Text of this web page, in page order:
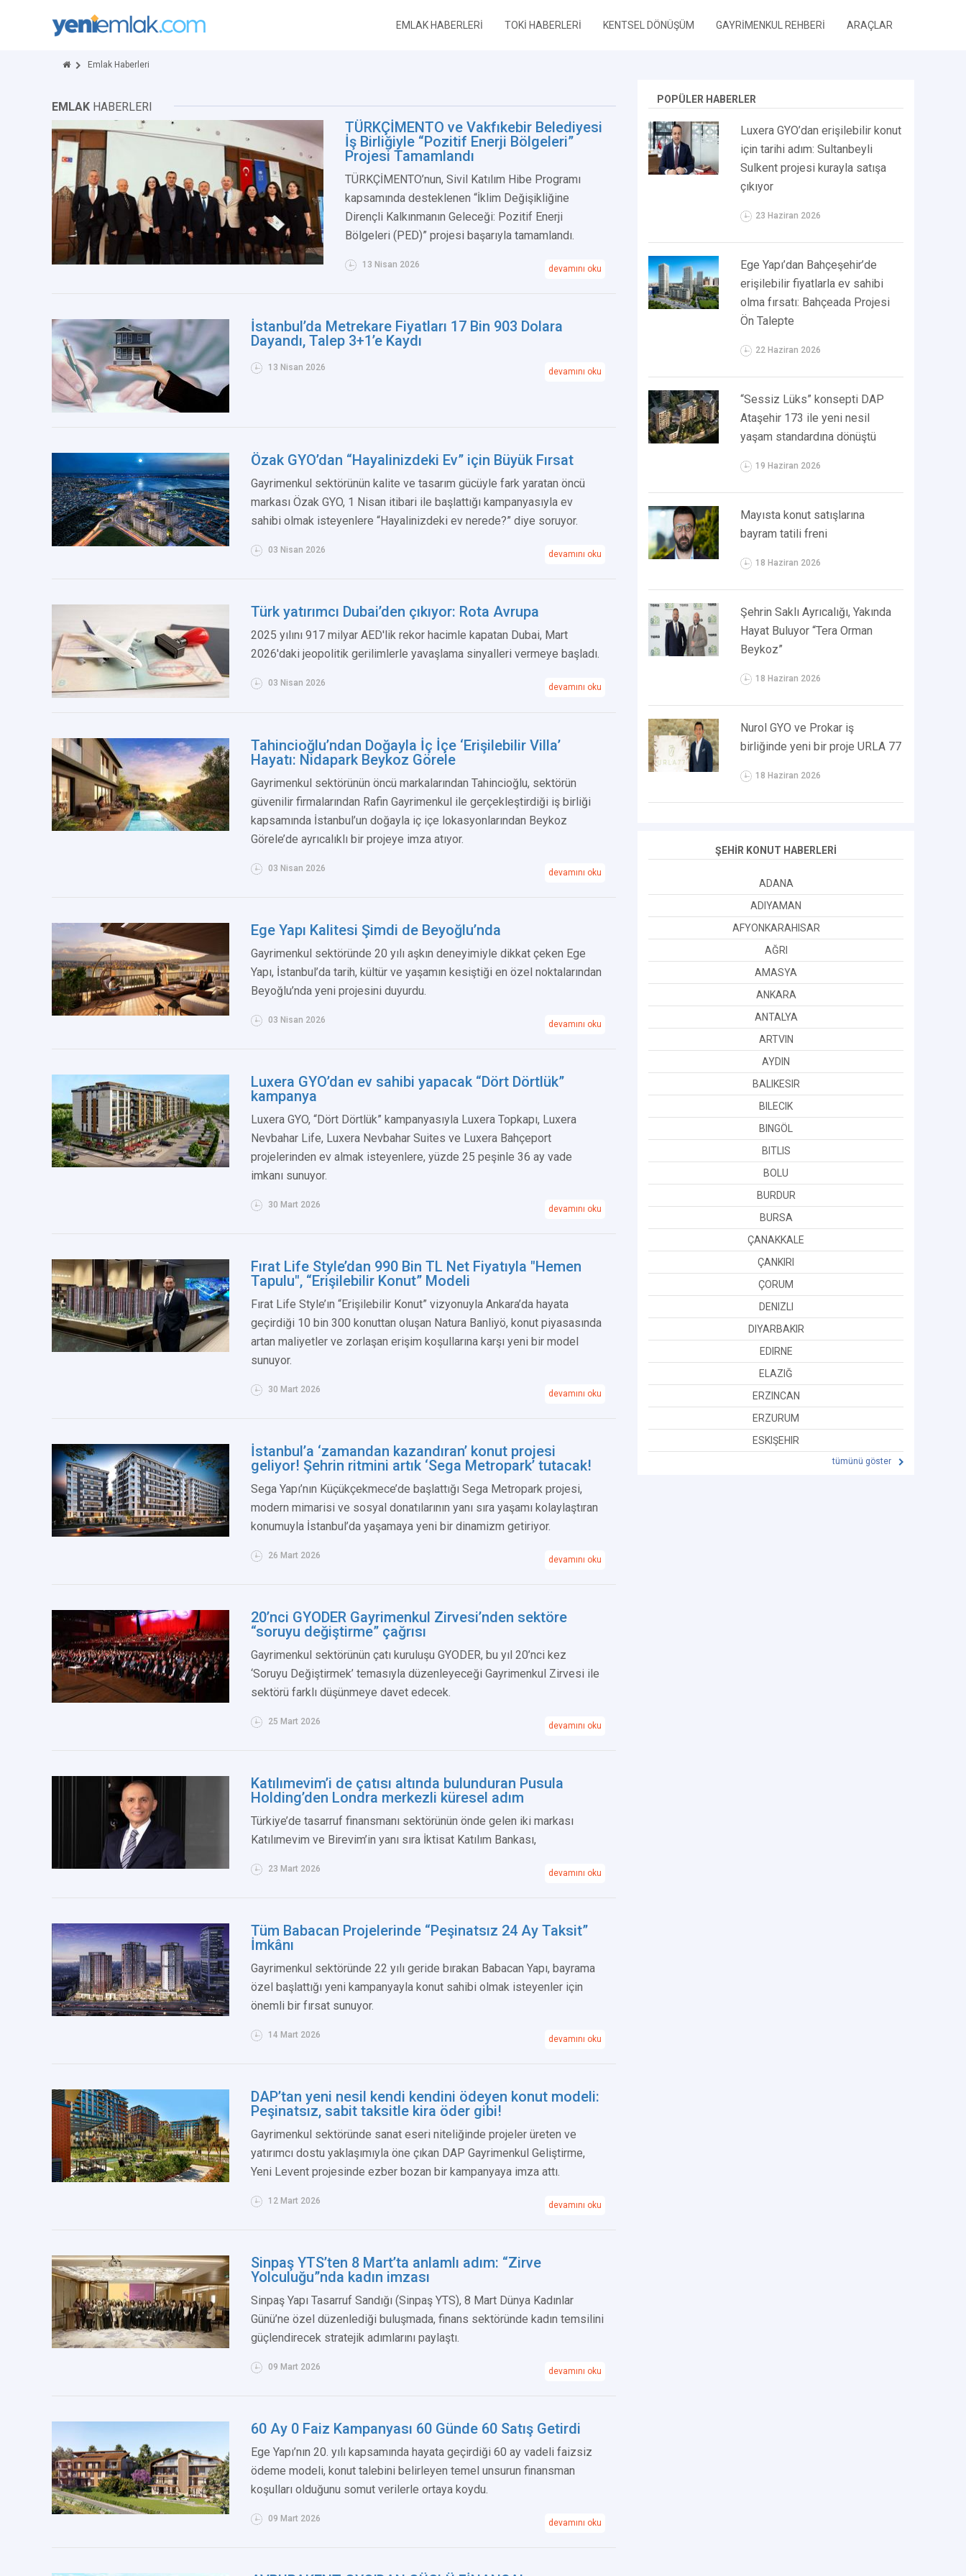
EMLAK HABERLERİ TOKİ HABERLERİ KENTSEL DÖNÜŞÜM GAYRİMENKUL REHBERİ ARAÇLAR
Emlak Haberleri
EMLAK HABERLERI
TÜRKÇİMENTO ve Vakfıkebir Belediyesi
İş Birliğiyle “Pozitif Enerji Bölgeleri”
Projesi Tamamlandı
TÜRKÇİMENTO’nun, Sivil Katılım Hibe Programı
kapsamında desteklenen “İklim Değişikliğine
Dirençli Kalkınmanın Geleceği: Pozitif Enerji
Bölgeleri (PED)” projesi başarıyla tamamlandı.
13 Nisan 2026 devamını oku
İstanbul’da Metrekare Fiyatları 17 Bin 903 Dolara
Dayandı, Talep 3+1’e Kaydı
13 Nisan 2026 devamını oku
Özak GYO’dan “Hayalinizdeki Ev” için Büyük Fırsat
Gayrimenkul sektörünün kalite ve tasarım gücüyle fark yaratan öncü
markası Özak GYO, 1 Nisan itibari ile başlattığı kampanyasıyla ev
sahibi olmak isteyenlere “Hayalinizdeki ev nerede?” diye soruyor.
03 Nisan 2026 devamını oku
Türk yatırımcı Dubai’den çıkıyor: Rota Avrupa
2025 yılını 917 milyar AED'lik rekor hacimle kapatan Dubai, Mart
2026'daki jeopolitik gerilimlerle yavaşlama sinyalleri vermeye başladı.
03 Nisan 2026 devamını oku
Tahincioğlu’ndan Doğayla İç İçe ‘Erişilebilir Villa’
Hayatı: Nidapark Beykoz Görele
Gayrimenkul sektörünün öncü markalarından Tahincioğlu, sektörün
güvenilir firmalarından Rafin Gayrimenkul ile gerçekleştirdiği iş birliği
kapsamında İstanbul’un doğayla iç içe lokasyonlarından Beykoz
Görele’de ayrıcalıklı bir projeye imza atıyor.
03 Nisan 2026 devamını oku
Ege Yapı Kalitesi Şimdi de Beyoğlu’nda
Gayrimenkul sektöründe 20 yılı aşkın deneyimiyle dikkat çeken Ege
Yapı, İstanbul’da tarih, kültür ve yaşamın kesiştiği en özel noktalarından
Beyoğlu’nda yeni projesini duyurdu.
03 Nisan 2026 devamını oku
Luxera GYO’dan ev sahibi yapacak “Dört Dörtlük”
kampanya
Luxera GYO, “Dört Dörtlük” kampanyasıyla Luxera Topkapı, Luxera
Nevbahar Life, Luxera Nevbahar Suites ve Luxera Bahçeport
projelerinden ev almak isteyenlere, yüzde 25 peşinle 36 ay vade
imkanı sunuyor.
30 Mart 2026 devamını oku
Fırat Life Style’dan 990 Bin TL Net Fiyatıyla "Hemen
Tapulu", “Erişilebilir Konut” Modeli
Fırat Life Style’ın “Erişilebilir Konut” vizyonuyla Ankara’da hayata
geçirdiği 10 bin 300 konuttan oluşan Natura Banliyö, konut piyasasında
artan maliyetler ve zorlaşan erişim koşullarına karşı yeni bir model
sunuyor.
30 Mart 2026 devamını oku
İstanbul’a ‘zamandan kazandıran’ konut projesi
geliyor! Şehrin ritmini artık ‘Sega Metropark’ tutacak!
Sega Yapı’nın Küçükçekmece’de başlattığı Sega Metropark projesi,
modern mimarisi ve sosyal donatılarının yanı sıra yaşamı kolaylaştıran
konumuyla İstanbul’da yaşamaya yeni bir dinamizm getiriyor.
26 Mart 2026 devamını oku
20’nci GYODER Gayrimenkul Zirvesi’nden sektöre
“soruyu değiştirme” çağrısı
Gayrimenkul sektörünün çatı kuruluşu GYODER, bu yıl 20’nci kez
‘Soruyu Değiştirmek’ temasıyla düzenleyeceği Gayrimenkul Zirvesi ile
sektörü farklı düşünmeye davet edecek.
25 Mart 2026 devamını oku
Katılımevim’i de çatısı altında bulunduran Pusula
Holding’den Londra merkezli küresel adım
Türkiye’de tasarruf finansmanı sektörünün önde gelen iki markası
Katılımevim ve Birevim’in yanı sıra İktisat Katılım Bankası,
23 Mart 2026 devamını oku
Tüm Babacan Projelerinde “Peşinatsız 24 Ay Taksit”
İmkânı
Gayrimenkul sektöründe 22 yılı geride bırakan Babacan Yapı, bayrama
özel başlattığı yeni kampanyayla konut sahibi olmak isteyenler için
önemli bir fırsat sunuyor.
14 Mart 2026 devamını oku
DAP’tan yeni nesil kendi kendini ödeyen konut modeli:
Peşinatsız, sabit taksitle kira öder gibi!
Gayrimenkul sektöründe sanat eseri niteliğinde projeler üreten ve
yatırımcı dostu yaklaşımıyla öne çıkan DAP Gayrimenkul Geliştirme,
Yeni Levent projesinde ezber bozan bir kampanyaya imza attı.
12 Mart 2026 devamını oku
Sinpaş YTS’ten 8 Mart’ta anlamlı adım: “Zirve
Yolculuğu”nda kadın imzası
Sinpaş Yapı Tasarruf Sandığı (Sinpaş YTS), 8 Mart Dünya Kadınlar
Günü’ne özel düzenlediği buluşmada, finans sektöründe kadın temsilini
güçlendirecek stratejik adımlarını paylaştı.
09 Mart 2026 devamını oku
60 Ay 0 Faiz Kampanyası 60 Günde 60 Satış Getirdi
Ege Yapı’nın 20. yılı kapsamında hayata geçirdiği 60 ay vadeli faizsiz
ödeme modeli, konut talebini belirleyen temel unsurun finansman
koşulları olduğunu somut verilerle ortaya koydu.
09 Mart 2026 devamını oku
POPÜLER HABERLER
Luxera GYO’dan erişilebilir konut
için tarihi adım: Sultanbeyli
Sulkent projesi kurayla satışa
çıkıyor
23 Haziran 2026
Ege Yapı’dan Bahçeşehir’de
erişilebilir fiyatlarla ev sahibi
olma fırsatı: Bahçeada Projesi
Ön Talepte
22 Haziran 2026
“Sessiz Lüks” konsepti DAP
Ataşehir 173 ile yeni nesil
yaşam standardına dönüştü
19 Haziran 2026
Mayısta konut satışlarına
bayram tatili freni
18 Haziran 2026
Şehrin Saklı Ayrıcalığı, Yakında
Hayat Buluyor “Tera Orman
Beykoz”
18 Haziran 2026
Nurol GYO ve Prokar iş
birliğinde yeni bir proje URLA 77
18 Haziran 2026
ŞEHİR KONUT HABERLERİ
ADANA
ADIYAMAN
AFYONKARAHISAR
AĞRI
AMASYA
ANKARA
ANTALYA
ARTVIN
AYDIN
BALIKESIR
BILECIK
BINGÖL
BITLIS
BOLU
BURDUR
BURSA
ÇANAKKALE
ÇANKIRI
ÇORUM
DENIZLI
DIYARBAKIR
EDIRNE
ELAZIĞ
ERZINCAN
ERZURUM
ESKIŞEHIR
tümünü göster